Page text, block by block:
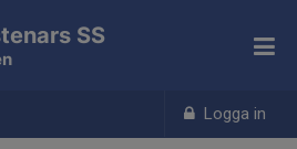
Logga in
SS